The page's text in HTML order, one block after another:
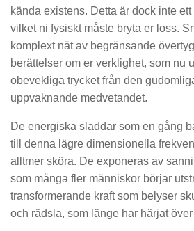
kända existens. Detta är dock inte
vilket ni fysiskt måste bryta er loss.
komplext nät av begränsande
berättelser om er verklighet, som nu
obevekliga trycket från den
uppvaknande medvetandet.
De energiska sladdar som en gång
till denna lägre dimensionella
alltmer sköra. De exponeras av
som många fler människor börjar
transformerande kraft som belyser
och rädsla, som länge har härjat